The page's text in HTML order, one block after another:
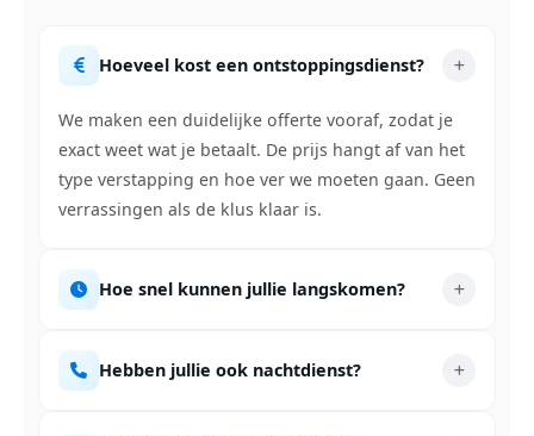
Hoeveel kost een ontstoppingsdienst?
We maken een duidelijke offerte vooraf, zodat je
exact weet wat je betaalt. De prijs hangt af van het
type verstapping en hoe ver we moeten gaan. Geen
verrassingen als de klus klaar is.
Hoe snel kunnen jullie langskomen?
Hebben jullie ook nachtdienst?